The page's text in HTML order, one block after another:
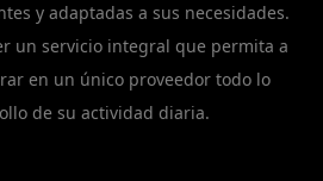
y adaptadas a sus necesidades.
un servicio integral que permita a
en un único proveedor todo lo
de su actividad diaria.